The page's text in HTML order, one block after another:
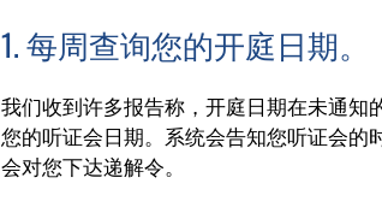
1. 每周查询您的开庭日期。
我们收到许多报告称，开庭日期在未通
您的听证会日期。系统会告知您听证会的
会对您下达递解令。